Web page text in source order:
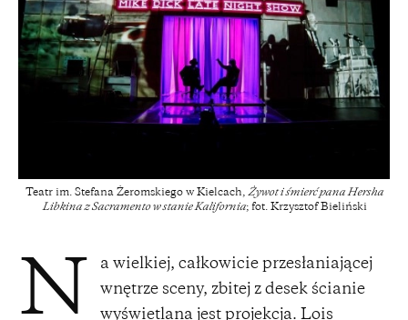
Teatr im. Stefana Żeromskiego w Kielcach, Żywot i śmierć pana Hersha
Libkina z Sacramento w stanie Kalifornia; fot. Krzysztof Bieliński
N
a wielkiej, całkowicie przesłaniającej
wnętrze sceny, zbitej z desek ścianie
wyświetlana jest projekcja. Lois